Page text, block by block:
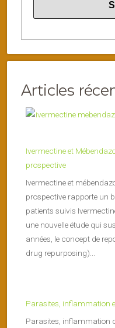
Articles
Ivermectine et
prospective
Ivermectine et
prospective rapporte un
patients suivis
une nouvelle étude qui
années, le concept de
drug repurposing)...
Parasites, inflammation
Parasites, inflammation